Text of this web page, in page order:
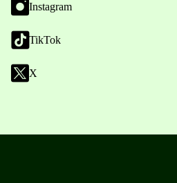
Instagram
TikTok
X